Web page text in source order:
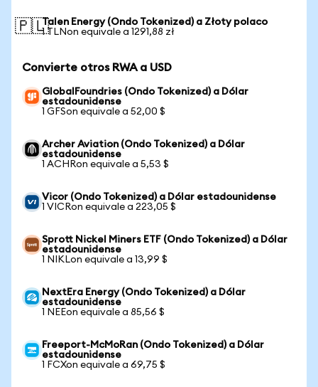
🇵🇱Talen Energy (Ondo Tokenized) a Złoty polaco
1 TLNon equivale a 1291,88 zł
Convierte otros RWA a USD
GlobalFoundries (Ondo Tokenized) a Dólar
estadounidense
1 GFSon equivale a 52,00 $
Archer Aviation (Ondo Tokenized) a Dólar
estadounidense
1 ACHRon equivale a 5,53 $
Vicor (Ondo Tokenized) a Dólar estadounidense
1 VICRon equivale a 223,05 $
Sprott Nickel Miners ETF (Ondo Tokenized) a Dólar
estadounidense
1 NIKLon equivale a 13,99 $
NextEra Energy (Ondo Tokenized) a Dólar
estadounidense
1 NEEon equivale a 85,56 $
Freeport-McMoRan (Ondo Tokenized) a Dólar
estadounidense
1 FCXon equivale a 69,75 $